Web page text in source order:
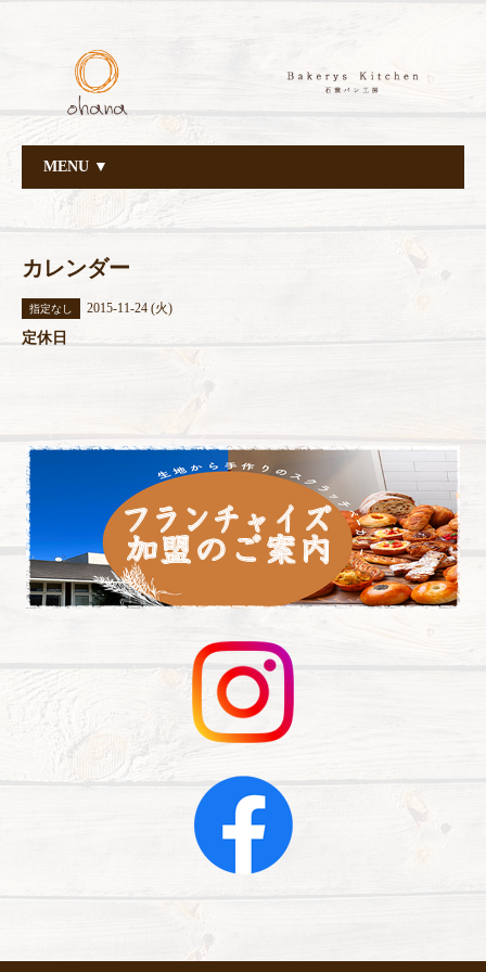
MENU ▼
カレンダー
指定なし 2015-11-24 (火)
定休日